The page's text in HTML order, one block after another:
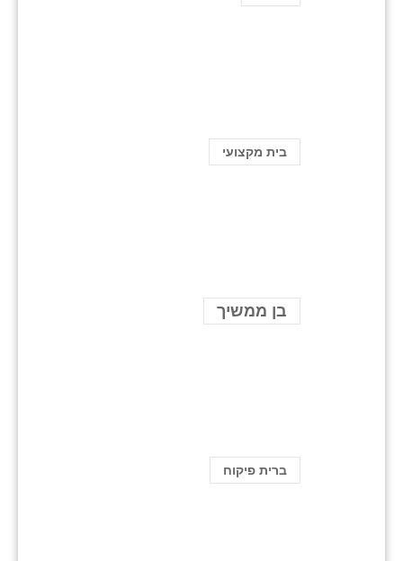
בית מקצועי
בן ממשיך
ברית פיקוח